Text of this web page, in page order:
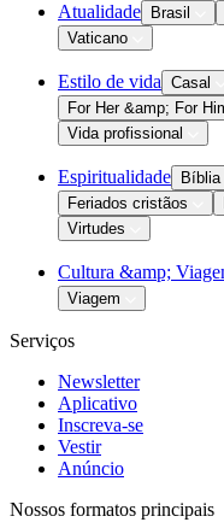
Atualidade Brasil
Vaticano
Estilo de vida Casal
For Her &amp; For
Vida profissional
Espiritualidade
Feriados cristãos
Virtudes
Cultura &amp;
Viagem
Serviços
Newsletter
Aplicativo
Inscreva-se
Vestir
Anúncio
Nossos formatos principais